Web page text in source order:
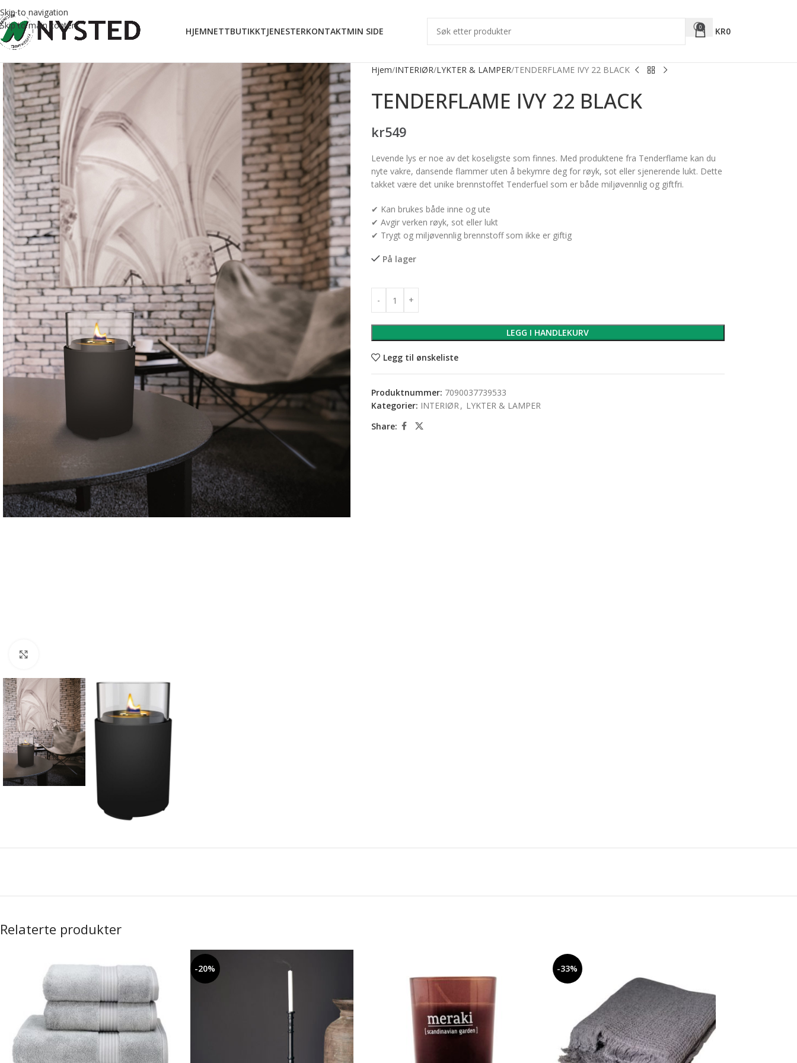
Skip to navigation
Skip to main content
HJEMNETTBUTIKKTJENESTERKONTAKTMIN SIDE 0 KR0
Hjem INTERIØR LYKTER & LAMPER TENDERFLAME IVY 22 BLACK
TENDERFLAME IVY 22 BLACK
kr549
Levende lys er noe av det koseligste som finnes. Med produktene fra Tenderflame kan du
nyte vakre, dansende flammer uten å bekymre deg for røyk, sot eller sjenerende lukt. Dette
takket være det unike brennstoffet Tenderfuel som er både miljøvennlig og giftfri.
✔ Kan brukes både inne og ute
✔ Avgir verken røyk, sot eller lukt
✔ Trygt og miljøvennlig brennstoff som ikke er giftig
På lager
LEGG I HANDLEKURV
Legg til ønskeliste
Produktnummer: 7090037739533
Kategorier: INTERIØR, LYKTER & LAMPER
Share:
Relaterte produkter
-20% -33%